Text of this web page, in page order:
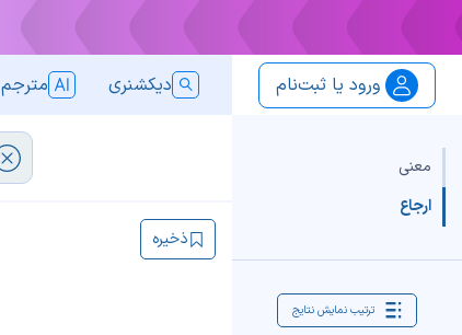
ورود یا ثبت‌نام دیکشنری مترجم
معنی
ارجاع
ترتیب نمایش نتایج
ذخیره